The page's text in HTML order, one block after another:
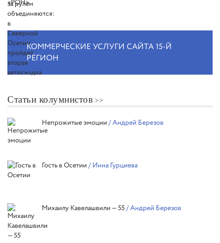
КОММЕРЧЕСКИЕ УСЛУГИ САЙТА 15-Й
РЕГИОН
Статьи колумнистов
Непрожитые эмоции / Андрей Березов
Гость в Осетии / Инна Гурциева
Михаилу Кавелашвили — 55/ Андрей Березов